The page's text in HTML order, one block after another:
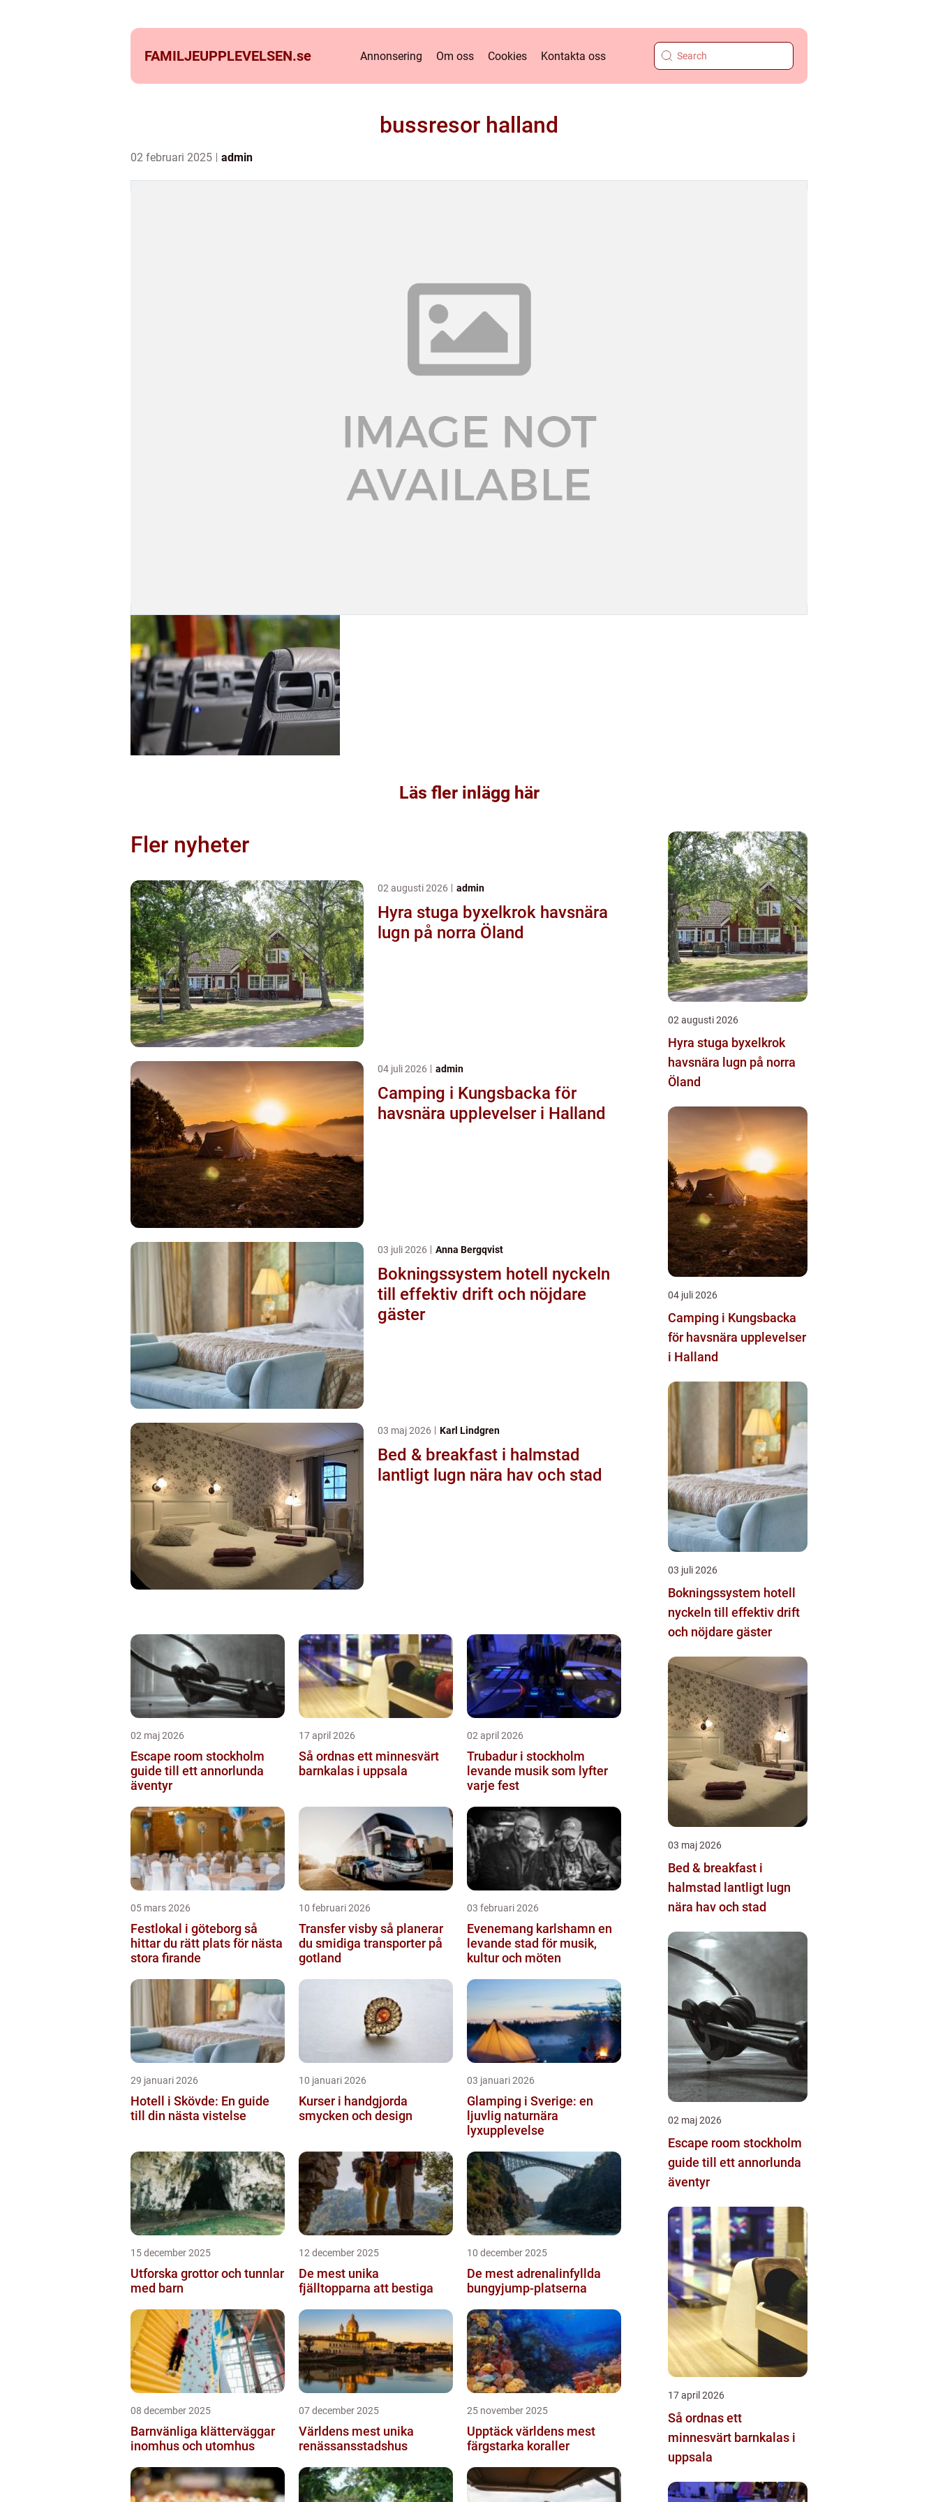
FAMILJEUPPLEVELSEN.se Annonsering Om oss Cookies Kontakta oss
bussresor halland
02 februari 2025 admin
Läs fler inlägg här
Fler nyheter
02 augusti 2026 admin
Hyra stuga byxelkrok havsnära
lugn på norra Öland
04 juli 2026 admin
Camping i Kungsbacka för
havsnära upplevelser i Halland
03 juli 2026 Anna Bergqvist
Bokningssystem hotell nyckeln
till effektiv drift och nöjdare
gäster
03 maj 2026 Karl Lindgren
Bed & breakfast i halmstad
lantligt lugn nära hav och stad
02 maj 2026
Escape room stockholm
guide till ett annorlunda
äventyr
17 april 2026
Så ordnas ett minnesvärt
barnkalas i uppsala
02 april 2026
Trubadur i stockholm
levande musik som lyfter
varje fest
05 mars 2026
Festlokal i göteborg så
hittar du rätt plats för nästa
stora firande
10 februari 2026
Transfer visby så planerar
du smidiga transporter på
gotland
03 februari 2026
Evenemang karlshamn en
levande stad för musik,
kultur och möten
29 januari 2026
Hotell i Skövde: En guide
till din nästa vistelse
10 januari 2026
Kurser i handgjorda
smycken och design
03 januari 2026
Glamping i Sverige: en
ljuvlig naturnära
lyxupplevelse
15 december 2025
Utforska grottor och tunnlar
med barn
12 december 2025
De mest unika
fjälltopparna att bestiga
10 december 2025
De mest adrenalinfyllda
bungyjump-platserna
08 december 2025
Barnvänliga klätterväggar
inomhus och utomhus
07 december 2025
Världens mest unika
renässansstadshus
25 november 2025
Upptäck världens mest
färgstarka koraller
02 augusti 2026
Hyra stuga byxelkrok
havsnära lugn på norra
Öland
04 juli 2026
Camping i Kungsbacka
för havsnära upplevelser
i Halland
03 juli 2026
Bokningssystem hotell
nyckeln till effektiv drift
och nöjdare gäster
03 maj 2026
Bed & breakfast i
halmstad lantligt lugn
nära hav och stad
02 maj 2026
Escape room stockholm
guide till ett annorlunda
äventyr
17 april 2026
Så ordnas ett
minnesvärt barnkalas i
uppsala